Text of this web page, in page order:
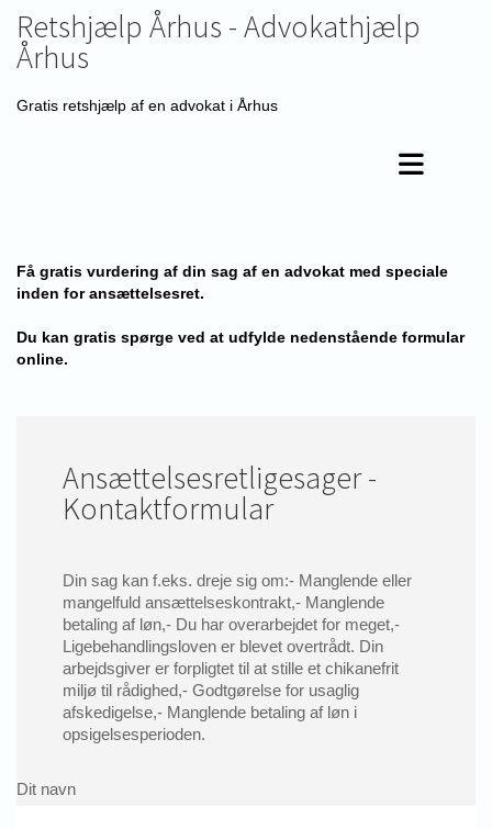
Retshjælp Århus - Advokathjælp
Århus
Gratis retshjælp af en advokat i Århus
Få gratis vurdering af din sag af en advokat med speciale
inden for ansættelsesret.
Du kan gratis spørge ved at udfylde nedenstående formular
online.
Ansættelsesretligesager -
Kontaktformular
Din sag kan f.eks. dreje sig om:- Manglende eller
mangelfuld ansættelseskontrakt,- Manglende
betaling af løn,- Du har overarbejdet for meget,-
Ligebehandlingsloven er blevet overtrådt. Din
arbejdsgiver er forpligtet til at stille et chikanefrit
miljø til rådighed,- Godtgørelse for usaglig
afskedigelse,- Manglende betaling af løn i
opsigelsesperioden.
Dit navn